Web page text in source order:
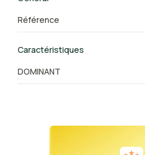
Référence
Caractéristiques
DOMINANT